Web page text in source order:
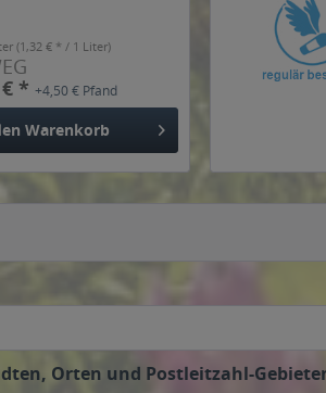
(1,32 € * / 1 Liter)
€ *+4,50 € Pfand
Warenkorb
Orten und Postleitzahl-